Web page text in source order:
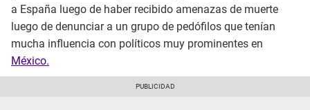
a España luego de haber recibido amenazas de muerte
luego de denunciar a un grupo de pedófilos que tenían
mucha influencia con políticos muy prominentes en
México.